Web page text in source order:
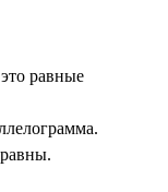
равные